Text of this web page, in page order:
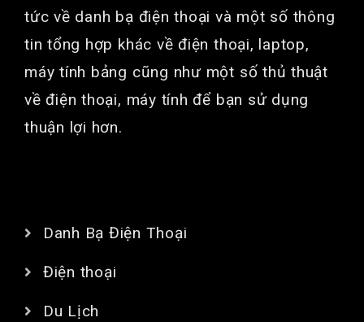
tức về danh bạ điện thoại và một số thông
tin tổng hợp khác về điện thoại, laptop,
máy tính bảng cũng như một số thủ thuật
về điện thoại, máy tính để bạn sử dụng
thuận lợi hơn.
Danh Bạ Điện Thoại
Điện thoại
Du Lịch